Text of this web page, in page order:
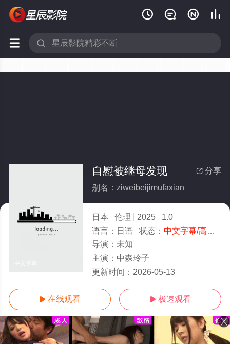
   
 
 分享
自慰被继母发现
别名：ziweibeijimufaxian
日本 伦理 2025
1.0
语言： 日语 状态： 中文字幕/高清
导演： 未知
主演： 中森玲子
更新时间： 2026-05-13
 在线观看  极速观看